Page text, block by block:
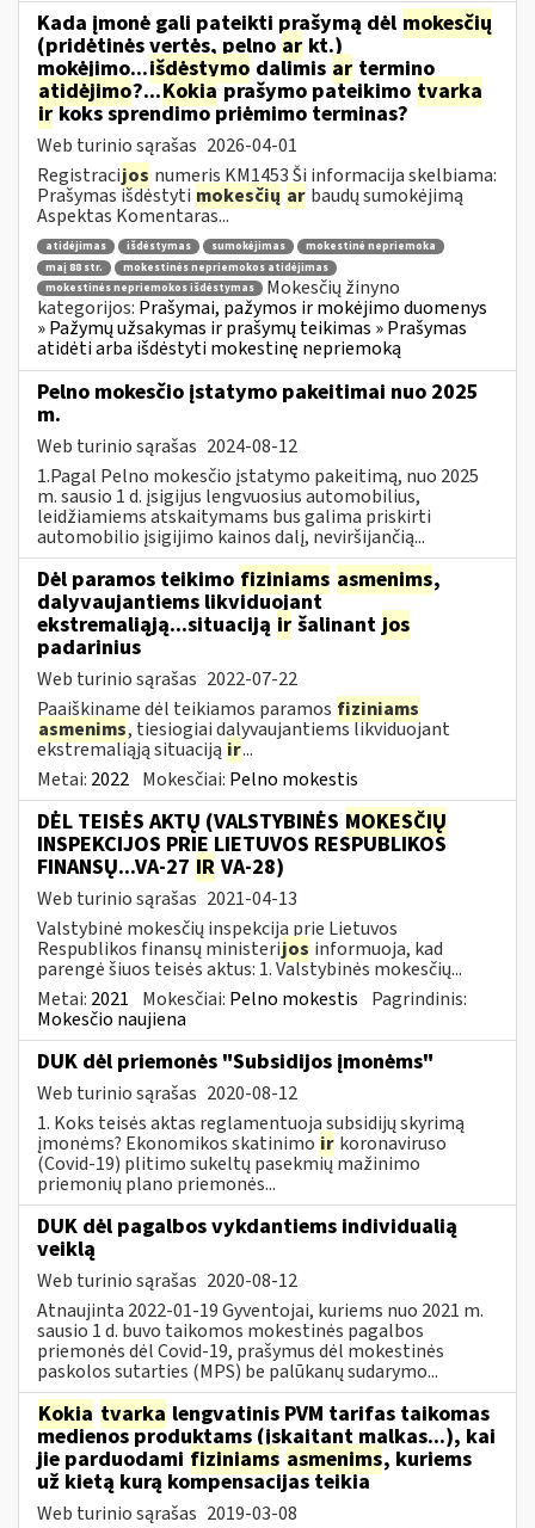
Kada įmonė gali pateikti prašymą dėl mokesčių
(pridėtinės vertės, pelno ar kt.)
mokėjimo...išdėstymo dalimis ar termino
atidėjimo?...Kokiaprašymo pateikimo tvarka
irkoks sprendimo priėmimo terminas?
Web turinio sąrašas 2026-04-01
Registracijos numeris KM1453 Ši informacija skelbiama:
Prašymas išdėstyti mokesčių ar baudų sumokėjimą
Aspektas Komentaras...
atidėjimas išdėstymas sumokėjimas
mokestinė nepriemoka
maį 88 str.
mokestinės nepriemokos atidėjimas
mokestinės nepriemokos išdėstymas
Mokesčių žinyno
kategorijos: Prašymai, pažymos ir mokėjimo duomenys
» Pažymų užsakymas ir prašymų teikimas » Prašymas
atidėti arba išdėstyti mokestinę nepriemoką
Pelno mokesčio įstatymo pakeitimai nuo 2025
m.
Web turinio sąrašas 2024-08-12
1.Pagal Pelno mokesčio įstatymo pakeitimą, nuo 2025
m. sausio 1 d. įsigijus lengvuosius automobilius,
leidžiamiems atskaitymams bus galima priskirti
automobilio įsigijimo kainos dalį, neviršijančią...
Dėl paramos teikimo fiziniams asmenims,
dalyvaujantiems likviduojant
ekstremaliąją...situaciją ir šalinant jos
padarinius
Web turinio sąrašas 2022-07-22
Paaiškiname dėl teikiamos paramos fiziniams
asmenims, tiesiogiai dalyvaujantiems likviduojant
ekstremaliąją situaciją ir...
Metai: 2022 Mokesčiai: Pelno mokestis
DĖL TEISĖS AKTŲ (VALSTYBINĖS MOKESČIŲ
INSPEKCIJOS PRIE LIETUVOS RESPUBLIKOS
FINANSŲ...VA-27 IR VA-28)
Web turinio sąrašas 2021-04-13
Valstybinė mokesčių inspekcija prie Lietuvos
Respublikos finansų ministerijos informuoja, kad
parengė šiuos teisės aktus: 1. Valstybinės mokesčių...
Metai: 2021 Mokesčiai: Pelno mokestis Pagrindinis:
Mokesčio naujiena
DUK dėl priemonės "Subsidijos įmonėms"
Web turinio sąrašas 2020-08-12
1. Koks teisės aktas reglamentuoja subsidijų skyrimą
įmonėms? Ekonomikos skatinimo ir koronaviruso
(Covid-19) plitimo sukeltų pasekmių mažinimo
priemonių plano priemonės...
DUK dėl pagalbos vykdantiems individualią
veiklą
Web turinio sąrašas 2020-08-12
Atnaujinta 2022-01-19 Gyventojai, kuriems nuo 2021 m.
sausio 1 d. buvo taikomos mokestinės pagalbos
priemonės dėl Covid-19, prašymus dėl mokestinės
paskolos sutarties (MPS) be palūkanų sudarymo...
Kokia tvarka lengvatinis PVM tarifas taikomas
medienos produktams (įskaitant malkas...), kai
jie parduodami fiziniams asmenims, kuriems
už kietą kurą kompensacijas teikia
Web turinio sąrašas 2019-03-08